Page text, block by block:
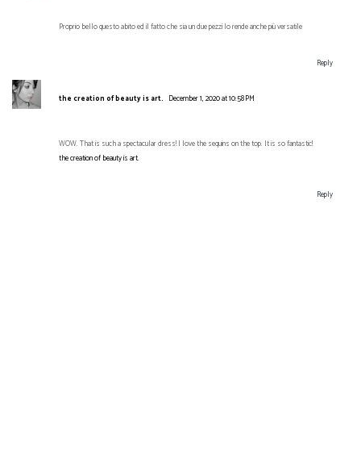
Proprio bello questo abito ed il fatto che sia un due pezzi lo rende anche più versatile
Reply
the creation of beauty is art. December 1, 2020 at 10:58 PM
WOW. That is such a spectacular dress! I love the sequins on the top. It is so fantastic!
the creation of beauty is art.
Reply